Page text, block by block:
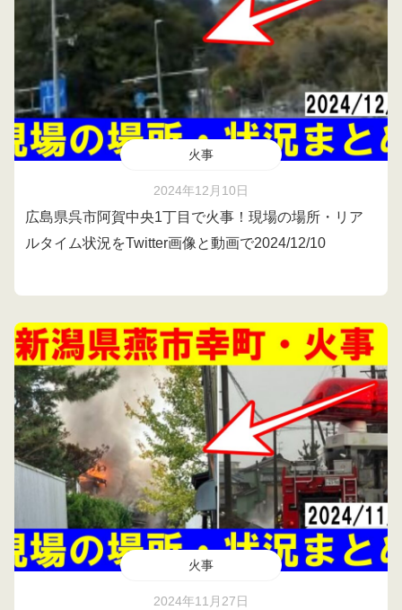
火事
2024年12月10日
広島県呉市阿賀中央1丁目で火事！現場の場所・リア
ルタイム状況をTwitter画像と動画で2024/12/10
火事
2024年11月27日